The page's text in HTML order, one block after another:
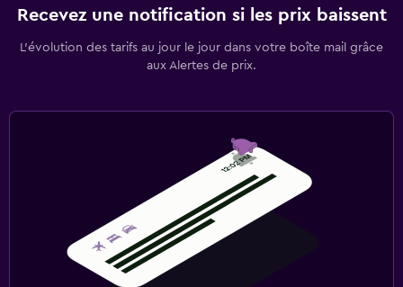
Recevez une notification si les prix baissent
L’évolution des tarifs au jour le jour dans votre boîte mail grâce
aux Alertes de prix.